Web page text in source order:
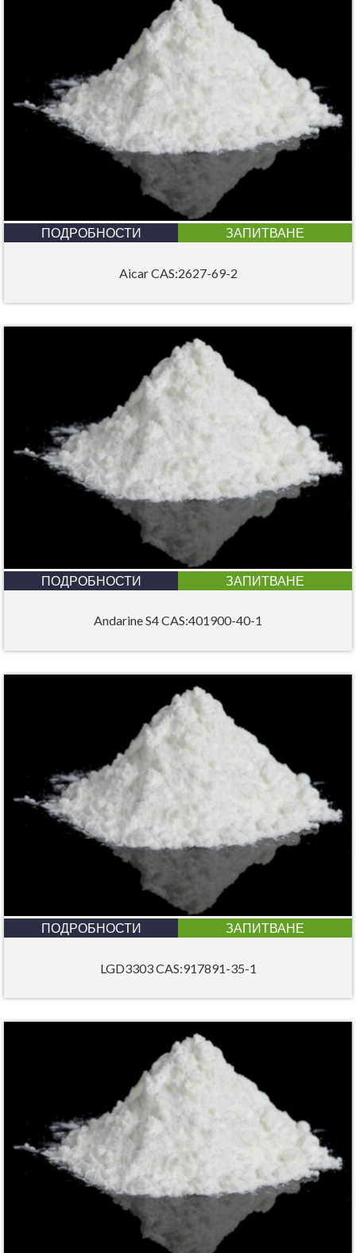
ПОДРОБНОСТИ ЗАПИТВАНЕ
Aicar CAS:2627-69-2
ПОДРОБНОСТИ ЗАПИТВАНЕ
Andarine S4 CAS:401900-40-1
ПОДРОБНОСТИ ЗАПИТВАНЕ
LGD3303 CAS:917891-35-1